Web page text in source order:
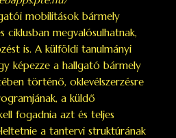
mobilitások bármely
ciklusban megvalósulhatnak,
is. A külföldi tanulmányi
képezze a hallgató bármely
történő, oklevélszerzésre
a küldő
fogadnia azt és teljes
a tantervi struktúrának